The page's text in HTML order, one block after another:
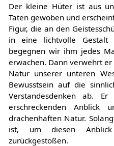
Der kleine Hüter ist aus
Taten gewoben und
Figur, die an den
in eine lichtvolle Gestalt
begegnen wir ihm jedes
erwachen. Dann verwehrt
Natur unserer unteren
Bewusstsein auf die
Verstandesdenken ab.
erschreckenden Anblick
drachenhaften Natur.
ist, um diesen
zurückgestoßen.